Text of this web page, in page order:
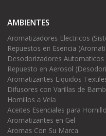
AMBIENTES
Aromatizadores Electricos
Repuestos en Esencia
Desodorizadores
Repuesto en Aerosol
Aromatizantes Liquidos
Difusores con Varillas de
Hornillos a Vela
Aceites Esenciales para
Aromatizantes en Gel
Aromas Con Su Marca